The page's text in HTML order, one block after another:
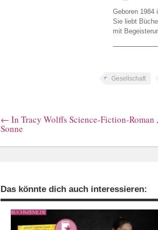
Geboren 1984
Sie liebt
mit
Gesellschaft
← In Tracy Wolffs Science-Fiction-
Sonne
Das könnte dich auch interessieren: